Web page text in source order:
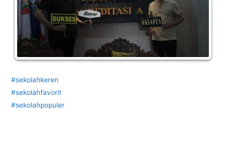
#sekolahkeren
#sekolahfavorit
#sekolahpopuler